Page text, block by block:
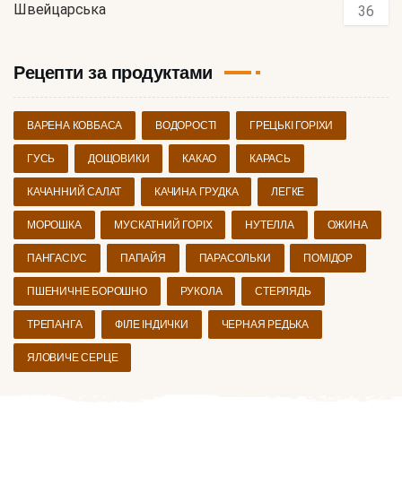
Швейцарська 36
Рецепти за продуктами
ВАРЕНА КОВБАСА ВОДОРОСТІ ГРЕЦЬКІ ГОРІХИ
ГУСЬ ДОЩОВИКИ КАКАО КАРАСЬ
КАЧАННИЙ САЛАТ КАЧИНА ГРУДКА ЛЕГКЕ
МОРОШКА МУСКАТНИЙ ГОРІХ НУТЕЛЛА ОЖИНА
ПАНГАСІУС ПАПАЙЯ ПАРАСОЛЬКИ ПОМІДОР
ПШЕНИЧНЕ БОРОШНО РУКОЛА СТЕРЛЯДЬ
ТРЕПАНГА ФІЛЕ ІНДИЧКИ ЧЕРНАЯ РЕДЬКА
ЯЛОВИЧЕ СЕРЦЕ